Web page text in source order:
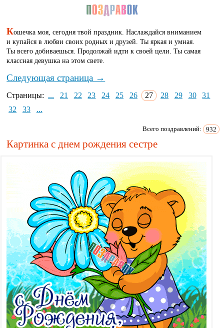
Кошечка моя, сегодня твой праздник. Наслаждайся вниманием
и купайся в любви своих родных и друзей. Ты яркая и умная.
Ты всего добиваешься. Продолжай идти к своей цели. Ты самая
классная девушка на этом свете.
Следующая страница →
Страницы: ... 21 22 23 24 25 26 27 28 29 30
31
32
33 ...
Всего поздравлений: 932
Картинка с днем рождения сестре